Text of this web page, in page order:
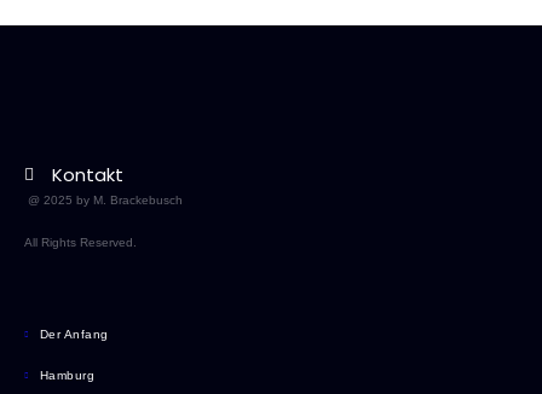
Kontakt
@ 2025 by M. Brackebusch
All Rights Reserved.
Der Anfang
Hamburg